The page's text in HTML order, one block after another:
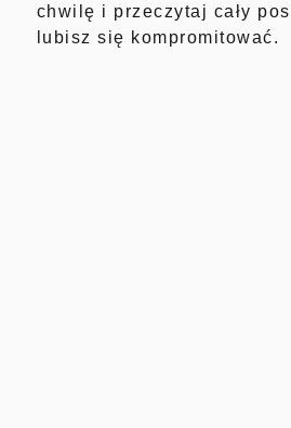
chwilę i przeczytaj cały
lubisz się kompromitować.